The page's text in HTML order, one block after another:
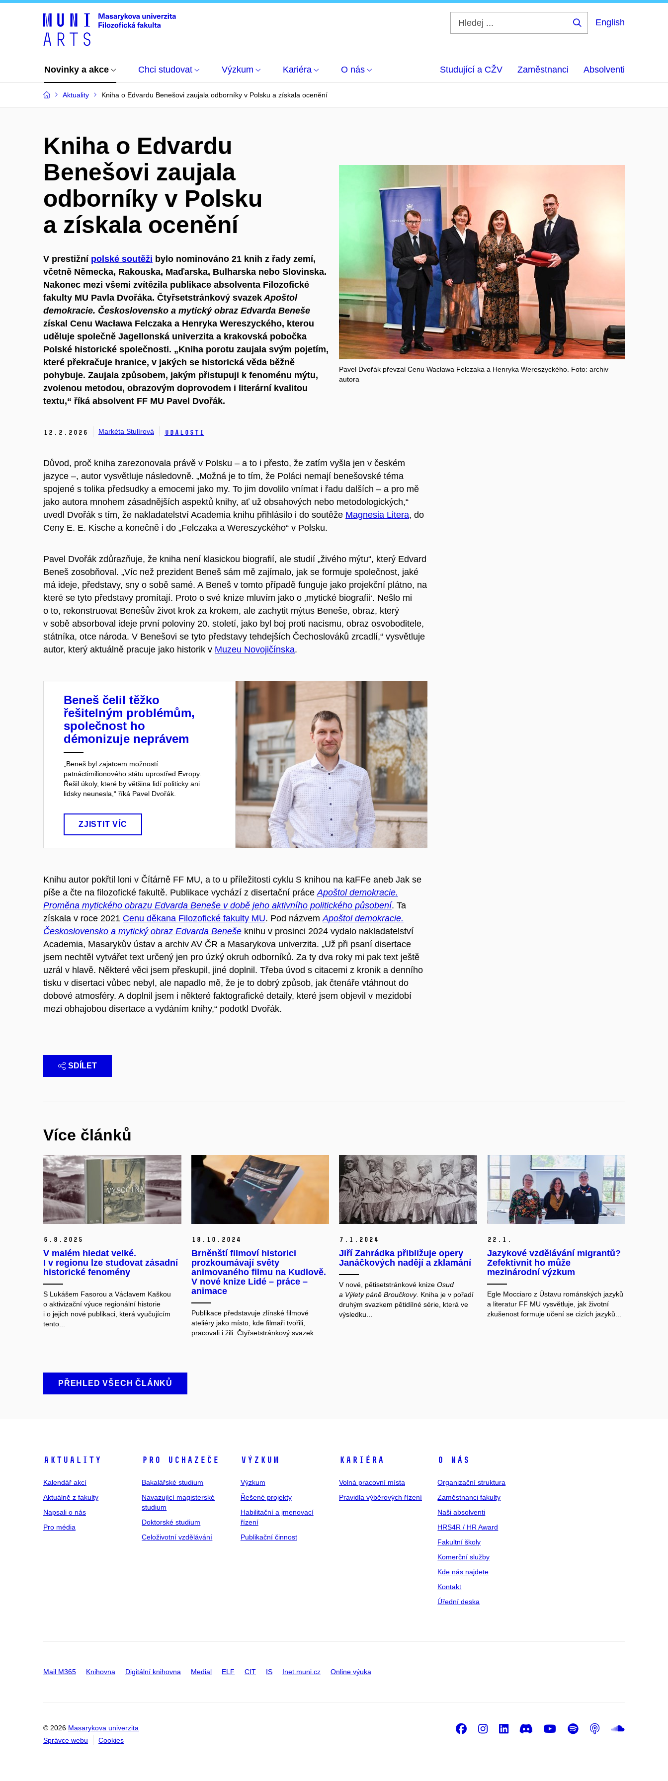
English
Novinky a akce Chci studovat Výzkum Kariéra O nás Studující a CŽV Zaměstnanci Absolventi
Aktuality Kniha o Edvardu Benešovi zaujala odborníky v Polsku a získala ocenění
Kniha o Edvardu
Benešovi zaujala
odborníky v Polsku
a získala ocenění
V prestižní polské soutěži bylo nominováno 21 knih z řady zemí,
včetně Německa, Rakouska, Maďarska, Bulharska nebo Slovinska.
Nakonec mezi všemi zvítězila publikace absolventa Filozofické
fakulty MU Pavla Dvořáka. Čtyřsetstránkový svazek Apoštol
demokracie. Československo a mytický obraz Edvarda Beneše
získal Cenu Wacława Felczaka a Henryka Wereszyckého, kterou
uděluje společně Jagellonská univerzita a krakovská pobočka
Polské historické společnosti. „Kniha porotu zaujala svým pojetím,
které překračuje hranice, v jakých se historická věda běžně
pohybuje. Zaujala způsobem, jakým přistupuji k fenoménu mýtu,
zvolenou metodou, obrazovým doprovodem i literární kvalitou
textu,“ říká absolvent FF MU Pavel Dvořák.
12. 2. 2026 Markéta Stulírová Události
Pavel Dvořák převzal Cenu Wacława Felczaka a Henryka Wereszyckého. Foto: archiv
autora
Důvod, proč kniha zarezonovala právě v Polsku – a to i přesto, že zatím vyšla jen v českém
jazyce –, autor vysvětluje následovně. „Možná je to tím, že Poláci nemají benešovské téma
spojené s tolika předsudky a emocemi jako my. To jim dovolilo vnímat i řadu dalších – a pro mě
jako autora mnohem zásadnějších aspektů knihy, ať už obsahových nebo metodologických,“
uvedl Dvořák s tím, že nakladatelství Academia knihu přihlásilo i do soutěže Magnesia Litera, do
Ceny E. E. Kische a konečně i do „Felczaka a Wereszyckého“ v Polsku.
Pavel Dvořák zdůrazňuje, že kniha není klasickou biografií, ale studií „živého mýtu“, který Edvard
Beneš zosobňoval. „Víc než prezident Beneš sám mě zajímalo, jak se formuje společnost, jaké
má ideje, představy, sny o sobě samé. A Beneš v tomto případě funguje jako projekční plátno, na
které se tyto představy promítají. Proto o své knize mluvím jako o ‚mytické biografii‘. Nešlo mi
o to, rekonstruovat Benešův život krok za krokem, ale zachytit mýtus Beneše, obraz, který
v sobě absorboval ideje první poloviny 20. století, jako byl boj proti nacismu, obraz osvoboditele,
státníka, otce národa. V Benešovi se tyto představy tehdejších Čechoslováků zrcadlí,“ vysvětluje
autor, který aktuálně pracuje jako historik v Muzeu Novojičínska.
Beneš čelil těžko
řešitelným problémům,
společnost ho
démonizuje neprávem
„Beneš byl zajatcem možností
patnáctimilionového státu uprostřed Evropy.
Řešil úkoly, které by většina lidí politicky ani
lidsky neunesla,“ říká Pavel Dvořák.
ZJISTIT VÍC
Knihu autor pokřtil loni v Čítárně FF MU, a to u příležitosti cyklu S knihou na kaFFe aneb Jak se
píše a čte na filozofické fakultě. Publikace vychází z disertační práce Apoštol demokracie.
Proměna mytického obrazu Edvarda Beneše v době jeho aktivního politického působení. Ta
získala v roce 2021 Cenu děkana Filozofické fakulty MU. Pod názvem Apoštol demokracie.
Československo a mytický obraz Edvarda Beneše knihu v prosinci 2024 vydalo nakladatelství
Academia, Masarykův ústav a archiv AV ČR a Masarykova univerzita. „Už při psaní disertace
jsem nechtěl vytvářet text určený jen pro úzký okruh odborníků. Za ty dva roky mi pak text ještě
uzrál v hlavě. Některé věci jsem přeskupil, jiné doplnil. Třeba úvod s citacemi z kronik a denního
tisku v disertaci vůbec nebyl, ale napadlo mě, že je to dobrý způsob, jak čtenáře vtáhnout do
dobové atmosféry. A doplnil jsem i některé faktografické detaily, které jsem objevil v mezidobí
mezi obhajobou disertace a vydáním knihy,“ podotkl Dvořák.
SDÍLET
Více článků
6. 8. 2025
V malém hledat velké.
I v regionu lze studovat zásadní
historické fenomény
S Lukášem Fasorou a Václavem Kaškou
o aktivizační výuce regionální historie
i o jejich nové publikaci, která vyučujícím
tento...
18. 10. 2024
Brněnští filmoví historici
prozkoumávají světy
animovaného filmu na Kudlově.
V nové knize Lidé – práce –
animace
Publikace představuje zlínské filmové
ateliéry jako místo, kde filmaři tvořili,
pracovali i žili. Čtyřsetstránkový svazek...
7. 1. 2024
Jiří Zahrádka přibližuje opery
Janáčkových nadějí a zklamání
V nové, pětisetstránkové knize Osud
a Výlety páně Broučkovy. Kniha je v pořadí
druhým svazkem pětidílné série, která ve
výsledku...
22. 1.
Jazykové vzdělávání migrantů?
Zefektivnit ho může
mezinárodní výzkum
Egle Mocciaro z Ústavu románských jazyků
a literatur FF MU vysvětluje, jak životní
zkušenost formuje učení se cizích jazyků...
PŘEHLED VŠECH ČLÁNKŮ
Aktuality
Kalendář akcí
Aktuálně z fakulty
Napsali o nás
Pro média
Pro uchazeče
Bakalářské studium
Navazující magisterské
studium
Doktorské studium
Celoživotní vzdělávání
Výzkum
Výzkum
Řešené projekty
Habilitační a jmenovací
řízení
Publikační činnost
Kariéra
Volná pracovní místa
Pravidla výběrových řízení
O nás
Organizační struktura
Zaměstnanci fakulty
Naši absolventi
HRS4R / HR Award
Fakultní školy
Komerční služby
Kde nás najdete
Kontakt
Úřední deska
Mail M365 Knihovna Digitální knihovna Medial ELF CIT IS Inet.muni.cz Online výuka
© 2026 Masarykova univerzita
Správce webu
Cookies
Facebook
Instagram
LinkedIn
DiscordYoutube
Spotify
Podcast